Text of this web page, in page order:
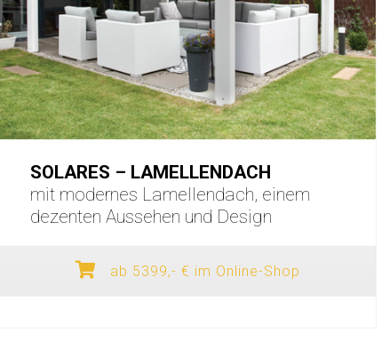
SOLARES – LAMELLENDACH
mit modernes Lamellendach, einem
dezenten Aussehen und Design
ab 5399,- € im Online-Shop